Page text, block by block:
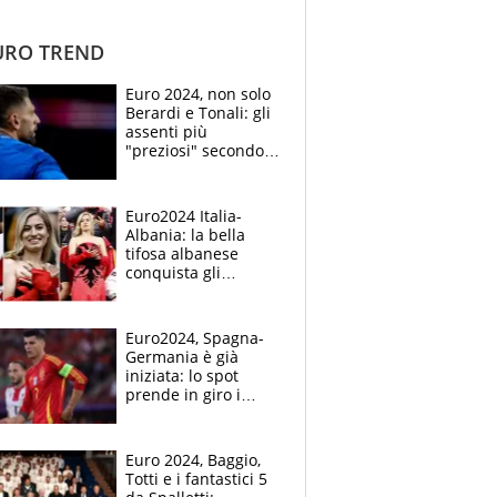
TREND
Euro 2024, non solo
Berardi e Tonali: gli
assenti più
"preziosi" secondo
Euro2024 Italia-
Albania: la bella
tifosa albanese
conquista gli
Knoll?
Euro2024, Spagna-
Germania è già
iniziata: lo spot
prende in giro i
Morata
Euro 2024, Baggio,
Totti e i fantastici 5